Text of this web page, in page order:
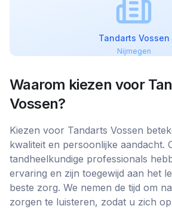
Tandarts Vossen
Nijmegen
Waarom kiezen voor
Vossen?
Kiezen voor Tandarts Vossen
kwaliteit en persoonlijke aandacht.
tandheelkundige professionals
ervaring en zijn toegewijd aan het
beste zorg. We nemen de tijd om
zorgen te luisteren, zodat u zich